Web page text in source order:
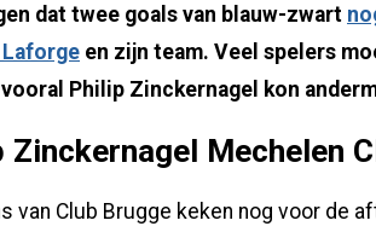
dat twee goals van blauw-zwart
en zijn team. Veel spelers
Philip Zinckernagel kon
Zinckernagel Mechelen
van Club Brugge keken nog voor de